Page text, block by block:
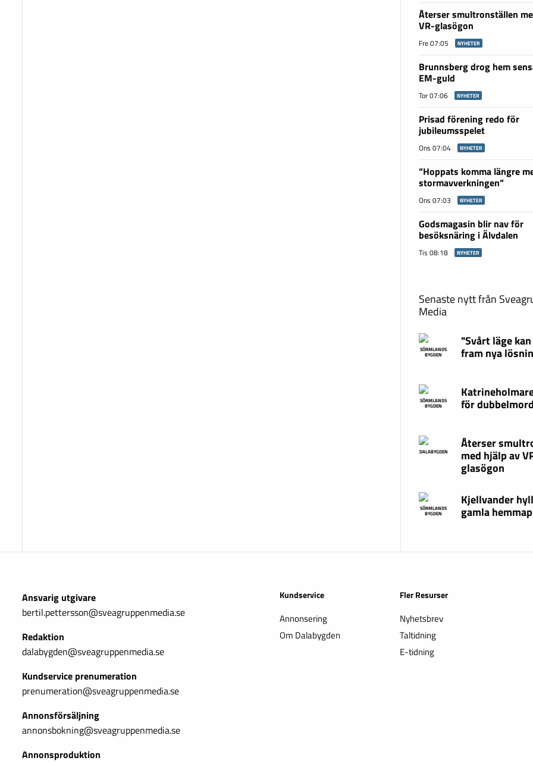
Återser smultronställen
VR-glasögon
Fre 07:05 NYHETER
Brunnsberg drog hem
EM-guld
Tor 07:06 NYHETER
Prisad förening redo för
jubileumsspelet
Ons 07:04 NYHETER
”Hoppats komma längre
stormavverkningen”
Ons 07:03 NYHETER
Godsmagasin blir nav för
besöksnäring i Älvdalen
Tis 08:18 NYHETER
Senaste nytt från
Media
SÖRMLANDS
BYGDEN
"Svårt läge
fram nya
SÖRMLANDS
BYGDEN för
DALABYGDEN
Återser
med hjälp av
glasögon
SÖRMLANDS
BYGDEN
Kjellvander
gamla
Ansvarig utgivare
bertil.pettersson@sveagruppenmedia.se
Redaktion
dalabygden@sveagruppenmedia.se
Kundservice prenumeration
prenumeration@sveagruppenmedia.se
Annonsförsäljning
annonsbokning@sveagruppenmedia.se
Annonsproduktion
Kundservice
Annonsering
Om Dalabygden
Fler Resurser
Nyhetsbrev
Taltidning
E-tidning